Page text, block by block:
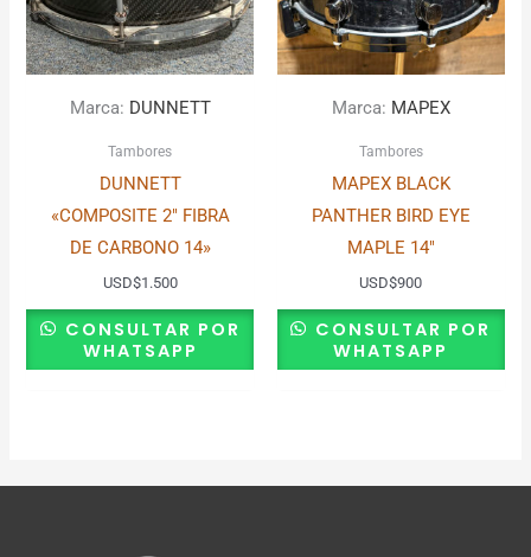
Marca: DUNNETT
Tambores
DUNNETT
«COMPOSITE 2″ FIBRA
DE CARBONO 14»
USD$1.500
CONSULTAR POR
WHATSAPP
Marca: MAPEX
Tambores
MAPEX BLACK
PANTHER BIRD EYE
MAPLE 14″
USD$900
CONSULTAR POR
WHATSAPP